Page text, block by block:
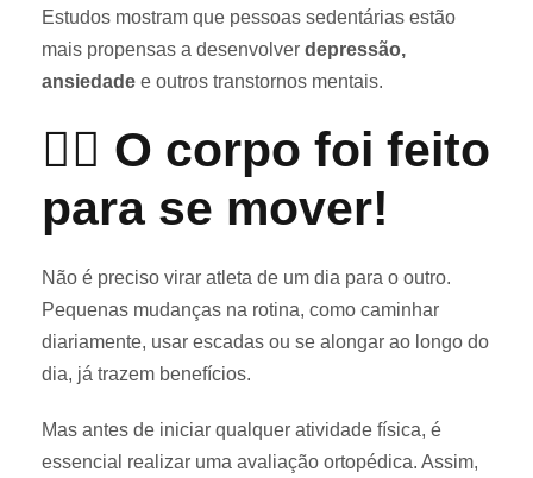
Estudos mostram que pessoas sedentárias estão
mais propensas a desenvolver depressão,
ansiedade e outros transtornos mentais.
🏃‍♂️ O corpo foi feito
para se mover!
Não é preciso virar atleta de um dia para o outro.
Pequenas mudanças na rotina, como caminhar
diariamente, usar escadas ou se alongar ao longo do
dia, já trazem benefícios.
Mas antes de iniciar qualquer atividade física, é
essencial realizar uma avaliação ortopédica. Assim,